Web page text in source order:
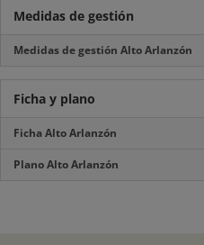
Medidas de gestión
Medidas de gestión Alto Arlanzón
Ficha y plano
Ficha Alto Arlanzón
Plano Alto Arlanzón